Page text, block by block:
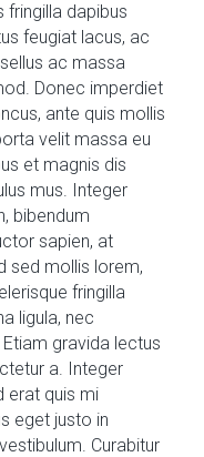
fringilla dapibus
feugiat lacus, ac
ac massa
Donec imperdiet
ante quis mollis
velit massa eu
et magnis dis
mus. Integer
bibendum
sapien, at
sed mollis lorem,
fringilla
ligula, nec
gravida lectus
a. Integer
erat quis mi
eget justo in
Curabitur